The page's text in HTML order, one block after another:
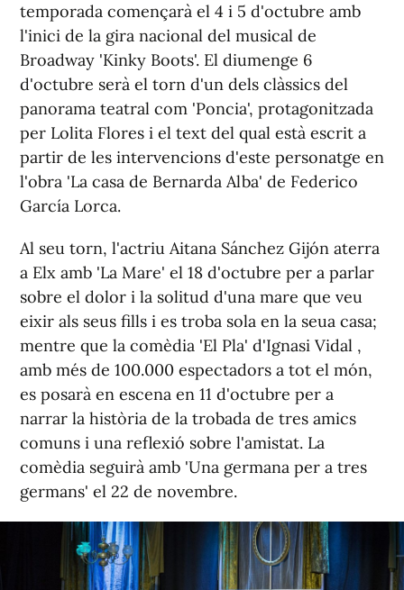
temporada començarà el 4 i 5 d'octubre amb
l'inici de la gira nacional del musical de
Broadway 'Kinky Boots'. El diumenge 6
d'octubre serà el torn d'un dels clàssics del
panorama teatral com 'Poncia', protagonitzada
per Lolita Flores i el text del qual està escrit a
partir de les intervencions d'este personatge en
l'obra 'La casa de Bernarda Alba' de Federico
García Lorca.
Al seu torn, l'actriu Aitana Sánchez Gijón aterra
a Elx amb 'La Mare' el 18 d'octubre per a parlar
sobre el dolor i la solitud d'una mare que veu
eixir als seus fills i es troba sola en la seua casa;
mentre que la comèdia 'El Pla' d'Ignasi Vidal ,
amb més de 100.000 espectadors a tot el món,
es posarà en escena en 11 d'octubre per a
narrar la història de la trobada de tres amics
comuns i una reflexió sobre l'amistat. La
comèdia seguirà amb 'Una germana per a tres
germans' el 22 de novembre.